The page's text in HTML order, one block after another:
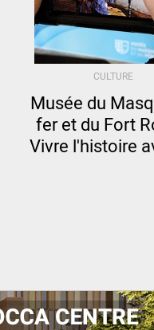
CULTURE
Musée du
fer et du Fort
Vivre l'histoire